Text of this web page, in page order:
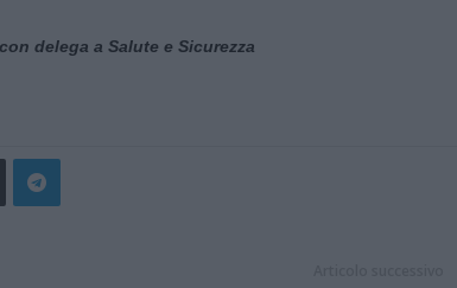
delega a Salute e Sicurezza